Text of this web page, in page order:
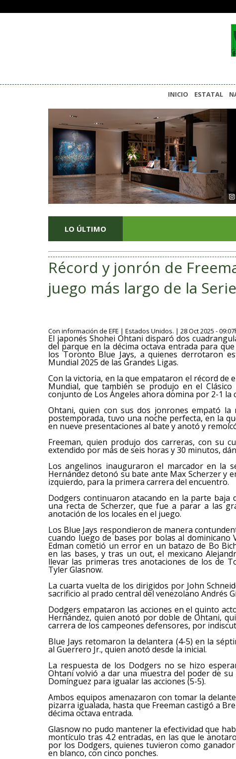
INICIO ESTATAL
LO ÚLTIMO
Récord y jonrón de
juego más largo de la
Con información de EFE | Estados Unidos. | 28 Oct 2025 -
El japonés Shohei Ohtani disparó dos
del parque en la décima octava entrada para
los Toronto Blue Jays, a quienes derrotaron
Mundial 2025 de las Grandes Ligas.
Con la victoria, en la que empataron el récord de
Mundial, que también se produjo en el
conjunto de Los Ángeles ahora domina por 2-1
Ohtani, quien con sus dos jonrones empató
postemporada, tuvo una noche perfecta, en la
en nueve presentaciones al bate y anotó y
Freeman, quien produjo dos carreras, con su
extendido por más de seis horas y 30 minutos,
Los angelinos inauguraron el marcador en la
Hernández detonó su bate ante Max Scherzer y
izquierdo, para la primera carrera del encuentro.
Dodgers continuaron atacando en la parte baja
una recta de Scherzer, que fue a parar a las
anotación de los locales en el juego.
Los Blue Jays respondieron de manera
cuando luego de bases por bolas al dominicano
Edman cometió un error en un batazo de Bo
en las bases, y tras un out, el mexicano
llevar las primeras tres anotaciones de los de
Tyler Glasnow.
La cuarta vuelta de los dirigidos por John
sacrificio al prado central del venezolano Andrés
Dodgers empataron las acciones en el quinto
Hernández, quien anotó por doble de Ohtani,
carrera de los campeones defensores, por
Blue Jays retomaron la delantera (4-5) en la
al Guerrero Jr., quien anotó desde la inicial.
La respuesta de los Dodgers no se hizo
Ohtani volvió a dar una muestra del poder de
Domínguez para igualar las acciones (5-5).
Ambos equipos amenazaron con tomar la
pizarra igualada, hasta que Freeman castigó a
décima octava entrada.
Glasnow no pudo mantener la efectividad que
montículo tras 4.2 entradas, en las que le
por los Dodgers, quienes tuvieron como
en blanco, con cinco ponches.